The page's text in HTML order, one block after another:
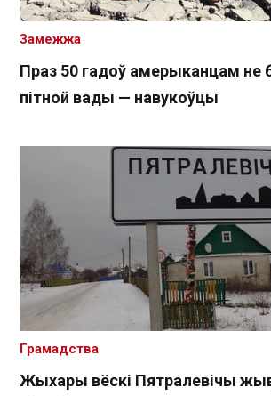
Праз 50 гадоў амерыканцам не
пітной вады — навукоўцы
Замежжа
Жыхары вёскі Пятралевічы
Грамадства